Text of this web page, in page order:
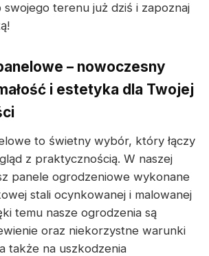
terenu już dziś i zapoznaj
– nowoczesny
i estetyka dla Twojej
to świetny wybór, który łączy
z praktycznością. W naszej
panele ogrodzeniowe wykonane
stali ocynkowanej i malowanej
temu nasze ogrodzenia są
oraz niekorzystne warunki
także na uszkodzenia